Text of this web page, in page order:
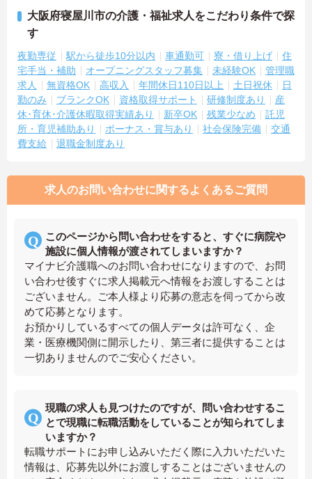
大阪府寝屋川市の介護・福祉求人をこだわり条件で探
す
夜勤専従 駅から徒歩10分以内 車通勤可 寮・借り上げ
住
宅手当・補助
オープニングスタッフ募集 未経験OK
管理職
求人
無資格OK 高収入 年間休日110日以上 土日祝休
日
勤のみ
ブランクOK 資格取得サポート 研修制度あり
産
休･育休･介護休暇取得実績あり
新卒OK 残業少なめ
託児
所・育児補助あり
ボーナス・賞与あり 社会保険完備
交通
費支給
退職金制度あり
求人のお問い合わせに関するよくあるご質問
このページから問い合わせをすると、すぐに病院や
施設に個人情報が渡されてしまいますか？
マイナビ介護職へのお問い合わせになりますので、お問
い合わせ後すぐに求人掲載元へ情報をお渡しすることは
ございません。ご本人様より応募の意志を伺ってから改
めて応募となります。
お預かりしているすべての個人データは許可なく、企
業・医療機関側に開示したり、第三者に提供することは
一切ありませんのでご安心ください。
現職の求人も見つけたのですが、問い合わせするこ
とで現職に転職活動をしていることが知られてしま
いますか？
転職サポートにお申し込みいただく際に入力いただいた
情報は、応募先以外にお渡しすることはございませんの